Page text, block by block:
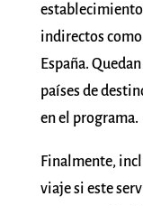
indirectos como
España.
países de
en el programa.
Finalmente,
viaje si este